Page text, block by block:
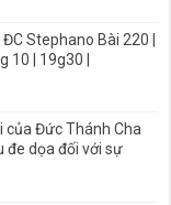
Stephano Bài 220 |
10 | 19g30 |
của Đức Thánh Cha
đe dọa đối với sự